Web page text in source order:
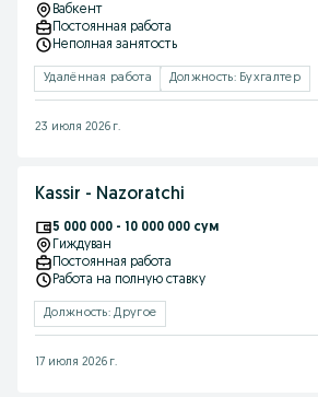
Вабкент
Постоянная работа
Неполная занятость
Удалённая работа Должность: Бухгалтер
23 июля 2026 г.
Kassir - Nazoratchi
5 000 000 - 10 000 000 сум
Гиждуван
Постоянная работа
Работа на полную ставку
Должность: Другое
17 июля 2026 г.